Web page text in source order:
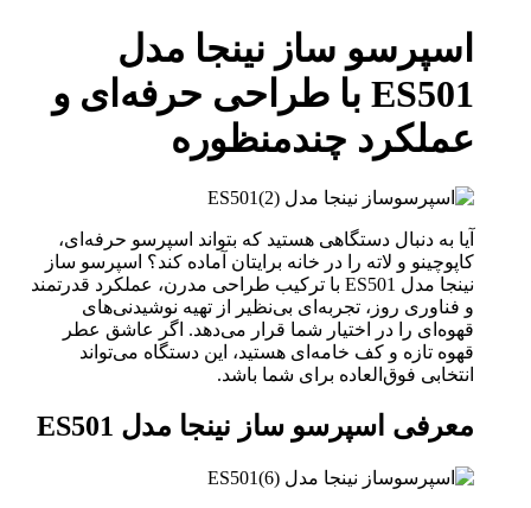
اسپرسو ساز نینجا مدل
ES501 با طراحی حرفه‌ای و
عملکرد چندمنظوره
آیا به دنبال دستگاهی هستید که بتواند اسپرسو حرفه‌ای،
کاپوچینو و لاته را در خانه برایتان آماده کند؟ اسپرسو ساز
نینجا مدل ES501 با ترکیب طراحی مدرن، عملکرد قدرتمند
و فناوری روز، تجربه‌ای بی‌نظیر از تهیه نوشیدنی‌های
قهوه‌ای را در اختیار شما قرار می‌دهد. اگر عاشق عطر
قهوه تازه و کف خامه‌ای هستید، این دستگاه می‌تواند
انتخابی فوق‌العاده برای شما باشد.
معرفی اسپرسو ساز نینجا مدل ES501